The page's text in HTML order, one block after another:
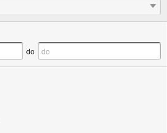
do